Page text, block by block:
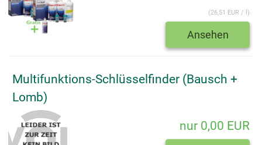
(26,51 EUR / l)
Ansehen
Multifunktions-Schlüsselfinder (Bausch +
Lomb)
nur 0,00 EUR